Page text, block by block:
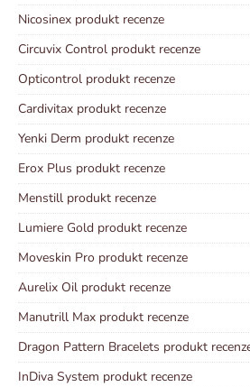
Nicosinex produkt recenze
Circuvix Control produkt recenze
Opticontrol produkt recenze
Cardivitax produkt recenze
Yenki Derm produkt recenze
Erox Plus produkt recenze
Menstill produkt recenze
Lumiere Gold produkt recenze
Moveskin Pro produkt recenze
Aurelix Oil produkt recenze
Manutrill Max produkt recenze
Dragon Pattern Bracelets produkt
InDiva System produkt recenze